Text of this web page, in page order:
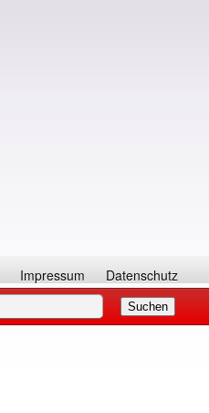
Impressum Datenschutz